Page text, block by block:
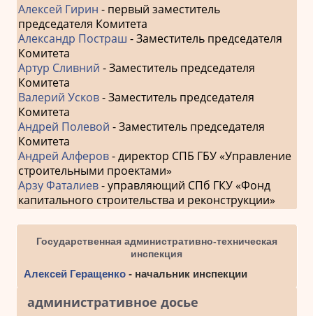
Алексей Гирин - первый заместитель
председателя Комитета
Александр Постраш - Заместитель председателя
Комитета
Артур Сливний - Заместитель председателя
Комитета
Валерий Усков- Заместитель председателя
Комитета
Андрей Полевой - Заместитель председателя
Комитета
Андрей Алферов- директор СПБ ГБУ «Управление
строительными проектами»
Арзу Фаталиев- управляющий СПб ГКУ «Фонд
капитального строительства и реконструкции»
Государственная административно-техническая
инспекция
Алексей Геращенко- начальник инспекции
административное досье